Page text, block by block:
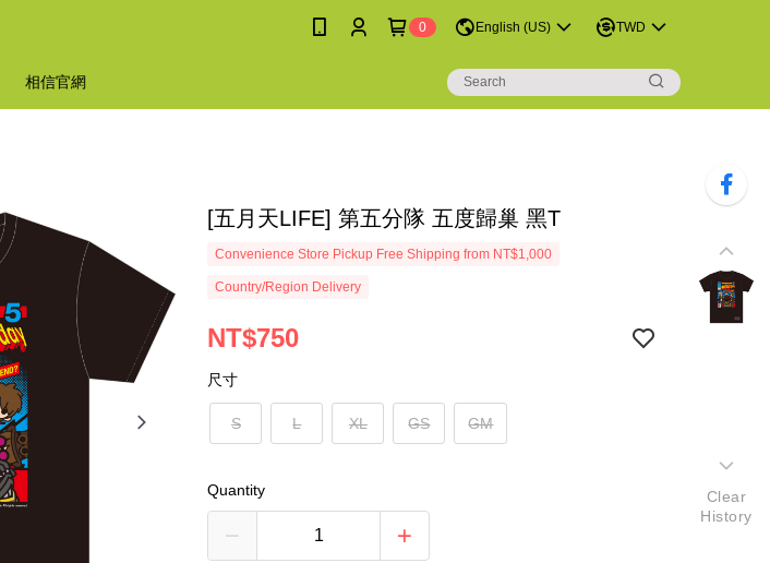
0 English (US) TWD
相信官網
[五月天LIFE] 第五分隊 五度歸巢 黑T
Convenience Store Pickup Free Shipping from NT$1,000
Country/Region Delivery
NT$750
尺寸
S L XL GS GM
Quantity
Clear
History